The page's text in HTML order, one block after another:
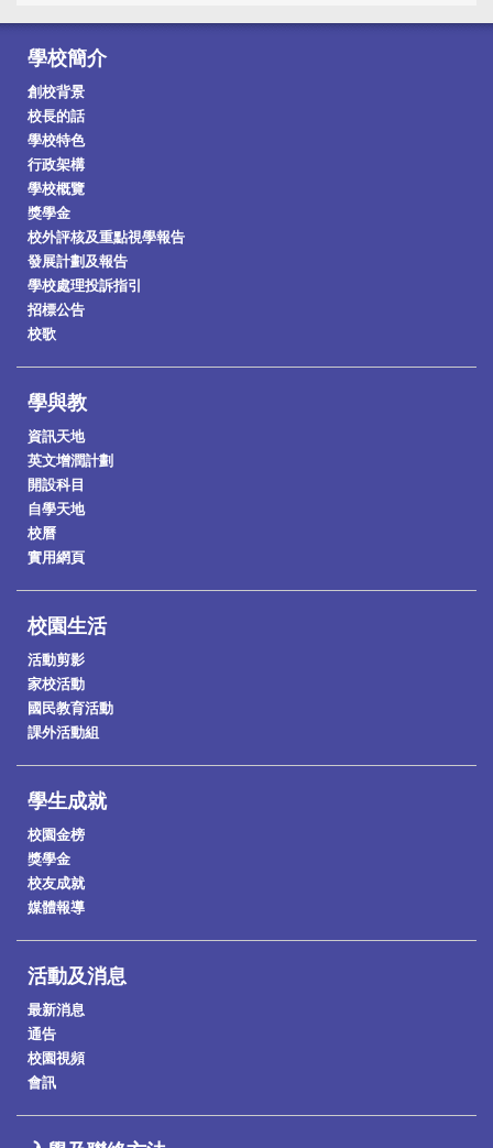
學校簡介
創校背景
校長的話
學校特色
行政架構
學校概覽
獎學金
校外評核及重點視學報告
發展計劃及報告
學校處理投訴指引
招標公告
校歌
學與教
資訊天地
英文增潤計劃
開設科目
自學天地
校曆
實用網頁
校園生活
活動剪影
家校活動
國民教育活動
課外活動組
學生成就
校園金榜
獎學金
校友成就
媒體報導
活動及消息
最新消息
通告
校園視頻
會訊